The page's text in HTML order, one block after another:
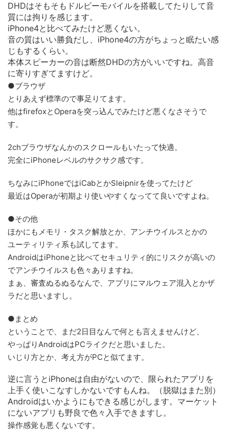
DHDはそもそもドルビーモバイルを搭載してたりして音
質には拘りを感じます。
iPhone4と比べてみたけど悪くない。
音の質はいい勝負だし、iPhone4の方がちょっと眠たい感
じもするくらい。
本体スピーカーの音は断然DHDの方がいいですね。高音
に寄りすぎてますけど。
●ブラウザ
とりあえず標準ので事足りてます。
他はfirefoxとOperaを突っ込んでみたけど悪くなさそうで
す。
2chブラウザなんかのスクロールもいたって快適。
完全にiPhoneレベルのサクサク感です。
ちなみにiPhoneではiCabとかSleipnirを使ってたけど
最近はOperaが初期より使いやすくなってて良いですよね。
●その他
ほかにもメモリ・タスク解放とか、アンチウイルスとかの
ユーティリティ系も試してます。
AndroidはiPhoneと比べてセキュリティ的にリスクが高いの
でアンチウイルスも色々ありますね。
まぁ、審査ぬるぬるなんで、アプリにマルウェア混入とかザ
ラだと思いますし。
●まとめ
ということで、まだ2日目なんで何とも言えませんけど、
やっぱりAndroidはPCライクだと思いました。
いじり方とか、考え方がPCと似てます。
逆に言うとiPhoneは自由がないので、限られたアプリを
上手く使いこなすしかないですもんね。（脱獄はまた別）
Androidはいかようにもできる感じがします。マーケット
にないアプリも野良で色々入手できますし。
操作感覚も悪くないです。